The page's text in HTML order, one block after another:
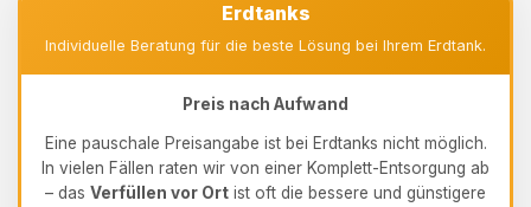
Erdtanks
Individuelle Beratung für die beste Lösung bei Ihrem Erdtank.
Preis nach Aufwand
Eine pauschale Preisangabe ist bei Erdtanks nicht möglich.
In vielen Fällen raten wir von einer Komplett-Entsorgung ab
– das Verfüllen vor Ort ist oft die bessere und günstigere